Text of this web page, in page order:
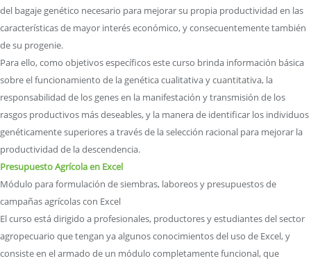
del bagaje genético necesario para mejorar su propia productividad en las
características de mayor interés económico, y consecuentemente también
de su progenie.
Para ello, como objetivos específicos este curso brinda información básica
sobre el funcionamiento de la genética cualitativa y cuantitativa, la
responsabilidad de los genes en la manifestación y transmisión de los
rasgos productivos más deseables, y la manera de identificar los individuos
genéticamente superiores a través de la selección racional para mejorar la
productividad de la descendencia.
Presupuesto Agrícola en Excel
Módulo para formulación de siembras, laboreos y presupuestos de
campañas agrícolas con Excel
El curso está dirigido a profesionales, productores y estudiantes del sector
agropecuario que tengan ya algunos conocimientos del uso de Excel, y
consiste en el armado de un módulo completamente funcional, que